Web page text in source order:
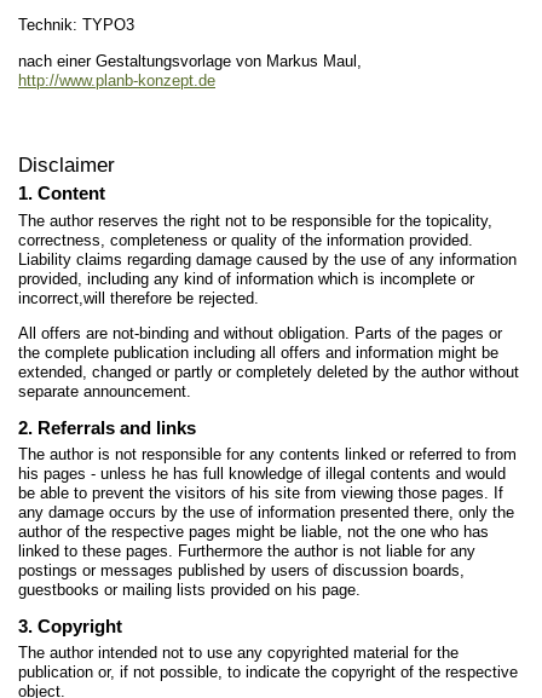
Technik: TYPO3
nach einer Gestaltungsvorlage von Markus Maul,
http://www.planb-konzept.de
Disclaimer
1. Content
The author reserves the right not to be responsible for the topicality,
correctness, completeness or quality of the information provided.
Liability claims regarding damage caused by the use of any information
provided, including any kind of information which is incomplete or
incorrect,will therefore be rejected.
All offers are not-binding and without obligation. Parts of the pages or
the complete publication including all offers and information might be
extended, changed or partly or completely deleted by the author without
separate announcement.
2. Referrals and links
The author is not responsible for any contents linked or referred to from
his pages - unless he has full knowledge of illegal contents and would
be able to prevent the visitors of his site from viewing those pages. If
any damage occurs by the use of information presented there, only the
author of the respective pages might be liable, not the one who has
linked to these pages. Furthermore the author is not liable for any
postings or messages published by users of discussion boards,
guestbooks or mailing lists provided on his page.
3. Copyright
The author intended not to use any copyrighted material for the
publication or, if not possible, to indicate the copyright of the respective
object.